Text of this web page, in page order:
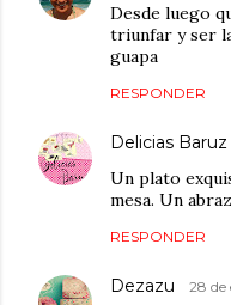
Desde luego
triunfar y ser
guapa
RESPONDER
Delicias Baruz
Un plato
mesa. Un
RESPONDER
Dezazu 28 de